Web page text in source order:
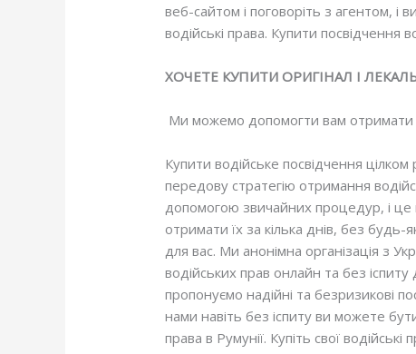
веб-сайтом і поговоріть з агентом,
водійські права. Купити посвідчення
ХОЧЕТЕ КУПИТИ ОРИГІНАЛ І
Ми можемо допомогти вам отримати
Купити водійське посвідчення
передову стратегію отримання
допомогою звичайних процедур, і це
отримати їх за кілька днів, без
для вас. Ми анонімна організація з
водійських прав онлайн та без
пропонуємо надійні та безризикові
нами навіть без іспиту ви можете
права в Румунії. Купіть свої